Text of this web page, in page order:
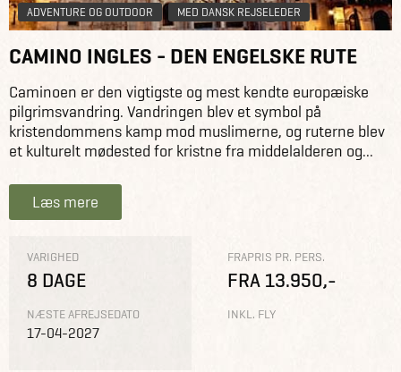
ADVENTURE OG OUTDOOR MED DANSK REJSELEDER
CAMINO INGLES - DEN ENGELSKE RUTE
Caminoen er den vigtigste og mest kendte europæiske
pilgrimsvandring. Vandringen blev et symbol på
kristendommens kamp mod muslimerne, og ruterne blev
et kulturelt mødested for kristne fra middelalderen og...
Læs mere
VARIGHED
8 DAGE
NÆSTE AFREJSEDATO
17-04-2027
FRAPRIS PR. PERS.
FRA 13.950,-
INKL. FLY